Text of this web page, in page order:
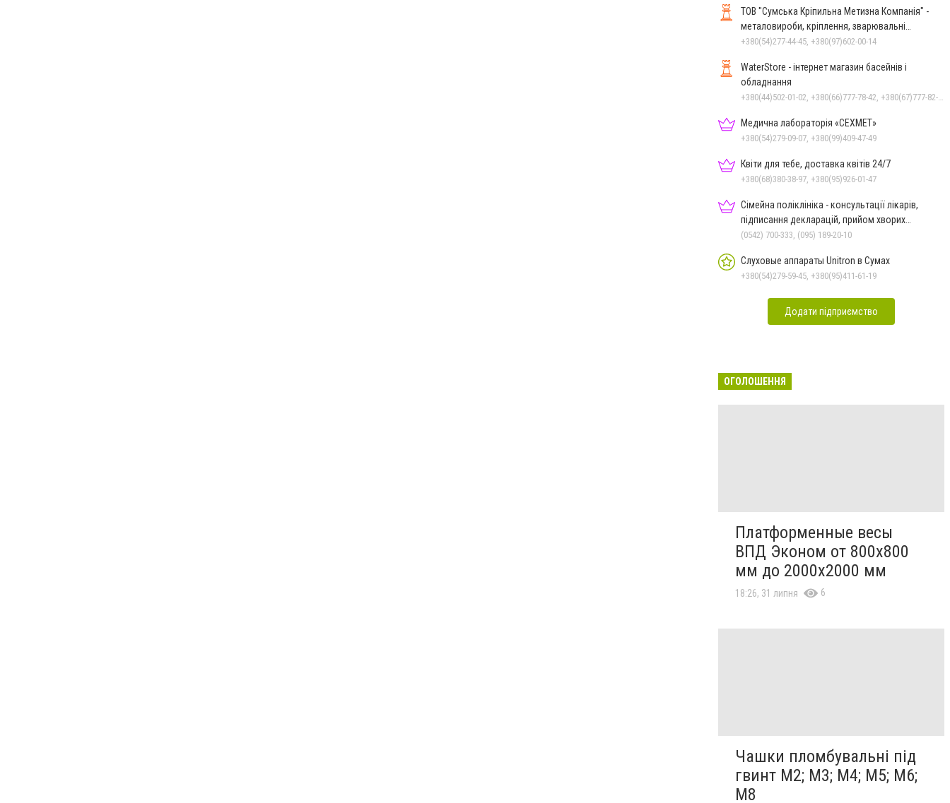
ТОВ "Сумська Кріпильна Метизна Компанія" -
металовироби, кріплення, зварювальні
електроди у м.Суми
+380(54)277-44-45, +380(97)602-00-14
WaterStore - інтернет магазин басейнів і
обладнання
Медична лабораторія «СЕХМЕТ»
+380(54)279-09-07, +380(99)409-47-49
Квіти для тебе, доставка квітів 24/7
+380(68)380-38-97, +380(95)926-01-47
Сімейна поліклініка - консультації лікарів,
підписання декларацій, прийом хворих
дорослих та дітей
(0542) 700-333, (095) 189-20-10
Слуховые аппараты Unitron в Сумах
+380(54)279-59-45, +380(95)411-61-19
Додати підприємство
ОГОЛОШЕННЯ
Платформенные весы
ВПД Эконом от 800х800
мм до 2000х2000 мм
18:26, 31 липня 6
Чашки пломбувальні під
гвинт М2; М3; М4; М5; М6;
М8